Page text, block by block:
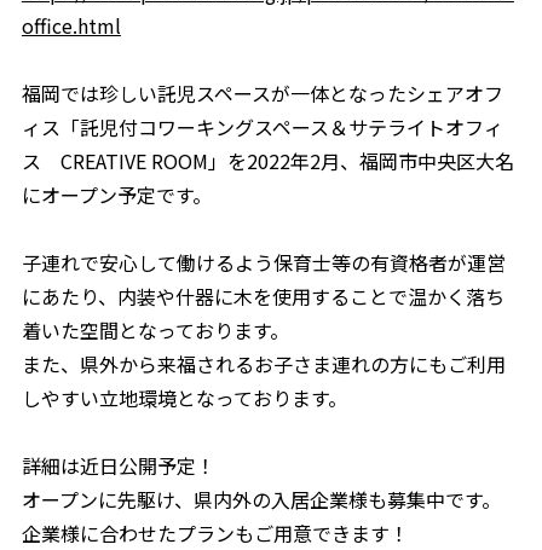
office.html
福岡では珍しい託児スペースが一体となったシェアオフ
ィス「託児付コワーキングスペース＆サテライトオフィ
ス CREATIVE ROOM」を2022年2月、福岡市中央区大名
にオープン予定です。
子連れで安心して働けるよう保育士等の有資格者が運営
にあたり、内装や什器に木を使用することで温かく落ち
着いた空間となっております。
また、県外から来福されるお子さま連れの方にもご利用
しやすい立地環境となっております。
詳細は近日公開予定！
オープンに先駆け、県内外の入居企業様も募集中です。
企業様に合わせたプランもご用意できます！